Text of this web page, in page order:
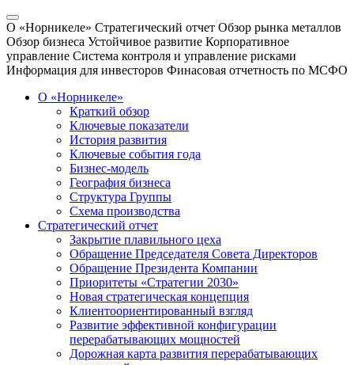
О «Норникеле» Стратегический отчет Обзор рынка металлов
Обзор бизнеса Устойчивое развитие Корпоративное
управление Система контроля и управление рисками
Информация для инвесторов Финасовая отчетность по МСФО
О «Норникеле»
Краткий обзор
Ключевые показатели
История развития
Ключевые события года
Бизнес-модель
География бизнеса
Структура Группы
Схема производства
Стратегический отчет
Закрытие плавильного цеха
Обращение Председателя Совета Директоров
Обращение Президента Компании
Приоритеты «Стратегии 2030»
Новая стратегическая концепция
Клиентоориентированный взгляд
Развитие эффективной конфигурации
перерабатывающих мощностей
Дорожная карта развития перерабатывающих